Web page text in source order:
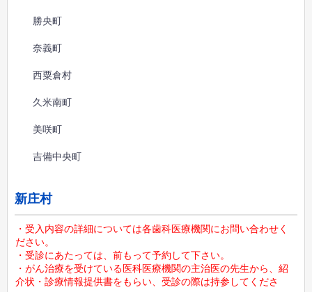
勝央町
奈義町
西粟倉村
久米南町
美咲町
吉備中央町
新庄村
・受入内容の詳細については各歯科医療機関にお問い合わせく
ださい。
・受診にあたっては、前もって予約して下さい。
・がん治療を受けている医科医療機関の主治医の先生から、紹
介状・診療情報提供書をもらい、受診の際は持参してくださ